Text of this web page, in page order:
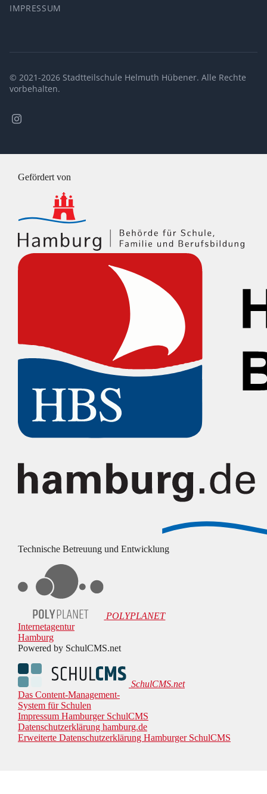
IMPRESSUM
© 2021-2026 Stadtteilschule Helmuth Hübener. Alle Rechte
vorbehalten.
Stadtteilschule
@
Gefördert von
Technische Betreuung und Entwicklung
POLYPLANET
Internetagentur
Hamburg
Powered by SchulCMS.net
SchulCMS.net
Das Content-Management-
System für Schulen
Impressum Hamburger SchulCMS
Datenschutzerklärung hamburg.de
Erweiterte Datenschutzerklärung Hamburger SchulCMS